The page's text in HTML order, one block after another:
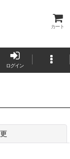
カート
ログイン